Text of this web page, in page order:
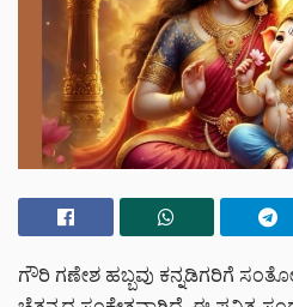
ಗೌರಿ ಗಣೇಶ ಹಬ್ಬವು ಕನ್ನಡಿಗರಿಗೆ